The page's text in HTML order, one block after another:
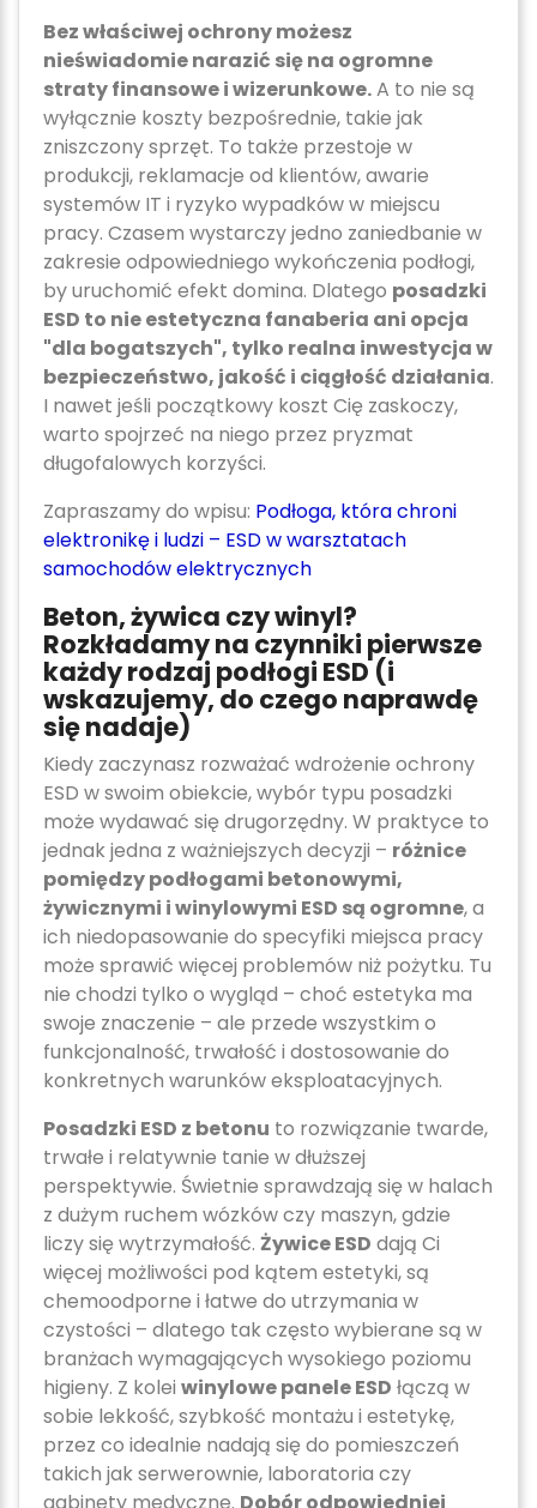
Bez właściwej ochrony możesz
nieświadomie narazić się na ogromne
straty finansowe i wizerunkowe.A to nie są
wyłącznie koszty bezpośrednie, takie jak
zniszczony sprzęt. To także przestoje w
produkcji, reklamacje od klientów, awarie
systemów IT i ryzyko wypadków w miejscu
pracy. Czasem wystarczy jedno zaniedbanie w
zakresie odpowiedniego wykończenia podłogi,
by uruchomić efekt domina. Dlatego posadzki
ESD to nie estetyczna fanaberia ani opcja
"dla bogatszych", tylko realna inwestycja w
bezpieczeństwo, jakość i ciągłość działania.
I nawet jeśli początkowy koszt Cię zaskoczy,
warto spojrzeć na niego przez pryzmat
długofalowych korzyści.
Zapraszamy do wpisu: Podłoga, która chroni
elektronikę i ludzi – ESD w warsztatach
samochodów elektrycznych
Beton, żywica czy winyl?
Rozkładamy na czynniki pierwsze
każdy rodzaj podłogi ESD (i
wskazujemy, do czego naprawdę
się nadaje)
Kiedy zaczynasz rozważać wdrożenie ochrony
ESD w swoim obiekcie, wybór typu posadzki
może wydawać się drugorzędny. W praktyce to
jednak jedna z ważniejszych decyzji – różnice
pomiędzy podłogami betonowymi,
żywicznymi i winylowymi ESD są ogromne, a
ich niedopasowanie do specyfiki miejsca pracy
może sprawić więcej problemów niż pożytku. Tu
nie chodzi tylko o wygląd – choć estetyka ma
swoje znaczenie – ale przede wszystkim o
funkcjonalność, trwałość i dostosowanie do
konkretnych warunków eksploatacyjnych.
Posadzki ESD z betonu to rozwiązanie twarde,
trwałe i relatywnie tanie w dłuższej
perspektywie. Świetnie sprawdzają się w halach
z dużym ruchem wózków czy maszyn, gdzie
liczy się wytrzymałość. Żywice ESD dają Ci
więcej możliwości pod kątem estetyki, są
chemoodporne i łatwe do utrzymania w
czystości – dlatego tak często wybierane są w
branżach wymagających wysokiego poziomu
higieny. Z kolei winylowe panele ESD łączą w
sobie lekkość, szybkość montażu i estetykę,
przez co idealnie nadają się do pomieszczeń
takich jak serwerownie, laboratoria czy